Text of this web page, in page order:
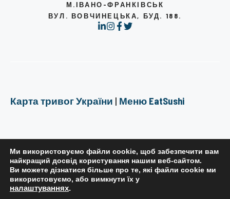
М.ІВАНО-ФРАНКІВСЬК
ВУЛ. ВОВЧИНЕЦЬКА, БУД. 188.
Карта тривог України | Меню EatSushi
РЕДАКЦІЙНА ПОЛІТИКА
ПОЛІТИКА КОНФІДЕНЦІЙНОСТІ
Ми використовуємо файли cookie, щоб забезпечити вам
найкращий досвід користування нашим веб-сайтом.
Ви можете дізнатися більше про те, які файли cookie ми
використовуємо, або вимкнути їх у
налаштуваннях.